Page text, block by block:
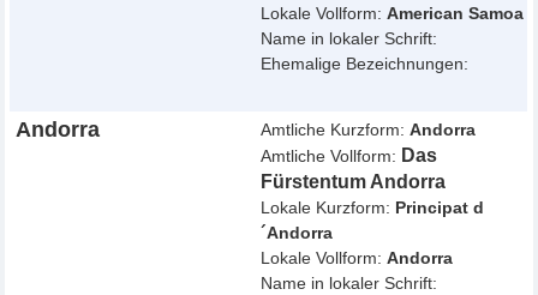
Lokale Vollform:American Samoa
Name in lokaler Schrift:
Ehemalige Bezeichnungen:
Andorra Amtliche Kurzform:Andorra
Amtliche Vollform: Das
Fürstentum Andorra
Lokale Kurzform: Principat d
´Andorra
Lokale Vollform:Andorra
Name in lokaler Schrift: